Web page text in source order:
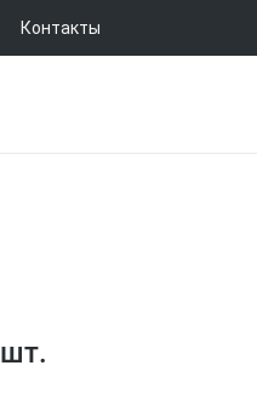
Контакты
шт.